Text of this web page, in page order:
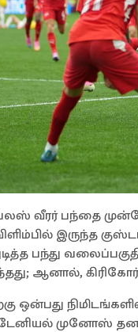
வீரர் பந்தை
இருந்த
பந்து
ஆனால்,
ஒன்பது
முனோஸ்